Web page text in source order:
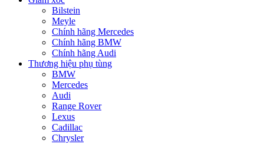
Bilstein
Meyle
Chính hãng Mercedes
Chính hãng BMW
Chính hãng Audi
Thương hiệu phụ tùng
BMW
Mercedes
Audi
Range Rover
Lexus
Cadillac
Chrysler